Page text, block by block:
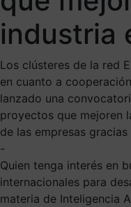
industria
Los clústeres de la red
en cuanto a
lanzado una
proyectos que mejoren
de las empresas
-
Quien tenga interés en
internacionales para
materia de Inteligencia